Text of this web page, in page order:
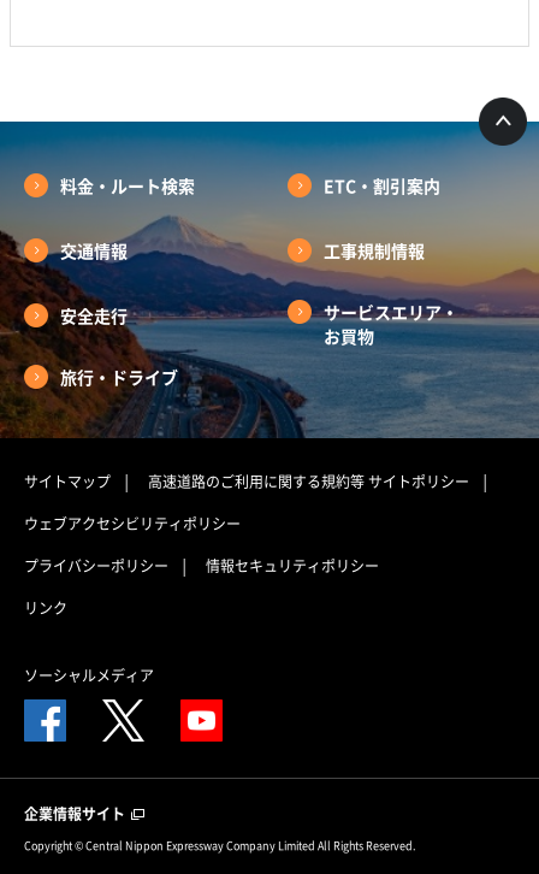
料金・ルート検索 ETC・割引案内
交通情報 工事規制情報
安全走行
サービスエリア・
お買物
旅行・ドライブ
サイトマップ 高速道路のご利用に関する規約等サイトポリシー
ウェブアクセシビリティポリシー
プライバシーポリシー
情報セキュリティポリシー
リンク
ソーシャルメディア
企業情報サイト
Copyright © Central Nippon Expressway Company Limited All Rights Reserved.